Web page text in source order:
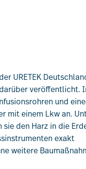
News &
Kontakt
URETEK
veröffentlicht.
und
mit einem Lkw an.
den Harz in die
exakt
weitere